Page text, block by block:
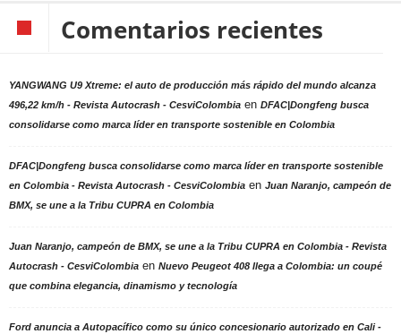
Comentarios recientes
YANGWANG U9 Xtreme: el auto de producción más rápido del mundo alcanza
496,22 km/h - Revista Autocrash - CesviColombia en DFAC|Dongfeng busca
consolidarse como marca líder en transporte sostenible en Colombia
DFAC|Dongfeng busca consolidarse como marca líder en transporte sostenible
en Colombia - Revista Autocrash - CesviColombia en Juan Naranjo, campeón de
BMX, se une a la Tribu CUPRA en Colombia
Juan Naranjo, campeón de BMX, se une a la Tribu CUPRA en Colombia - Revista
Autocrash - CesviColombia en Nuevo Peugeot 408 llega a Colombia: un coupé
que combina elegancia, dinamismo y tecnología
Ford anuncia a Autopacífico como su único concesionario autorizado en Cali -